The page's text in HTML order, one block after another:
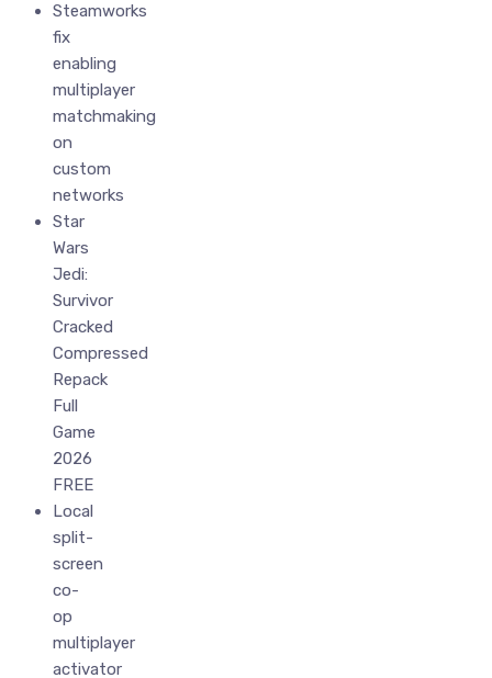
Steamworks
fix
enabling
multiplayer
matchmaking
on
custom
networks
Star
Wars
Jedi:
Survivor
Cracked
Compressed
Repack
Full
Game
2026
FREE
Local
split-
screen
co-
op
multiplayer
activator